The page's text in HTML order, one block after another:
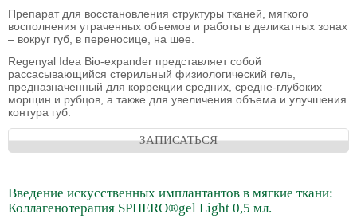
Препарат для восстановления структуры тканей, мягкого
восполнения утраченных объемов и работы в деликатных зонах
– вокруг губ, в переносице, на шее.
Regenyal Idea Bio-expander представляет собой
рассасывающийся стерильный физиологический гель,
предназначенный для коррекции средних, средне-глубоких
морщин и рубцов, а также для увеличения объема и улучшения
контура губ.
ЗАПИСАТЬСЯ
Введение искусственных имплантантов в мягкие ткани:
Коллагенотерапия SPHERO®gel Light 0,5 мл.